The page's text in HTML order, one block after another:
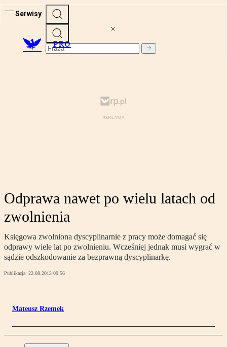
Serwisy
PRO
Odprawa nawet po wielu latach od
zwolnienia
Księgowa zwolniona dyscyplinarnie z pracy może domagać się
odprawy wiele lat po zwolnieniu. Wcześniej jednak musi wygrać w
sądzie odszkodowanie za bezprawną dyscyplinarkę.
Publikacja: 22.08.2013 09:56
Mateusz Rzemek